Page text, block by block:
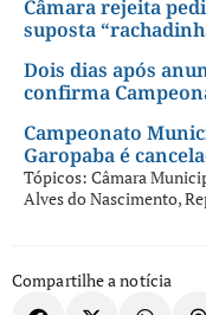
Câmara rejeita
suposta
Dois dias após
confirma
Campeonato
Garopaba é
Tópicos: Câmara
Alves do Nascimento,
Compartilhe a notícia